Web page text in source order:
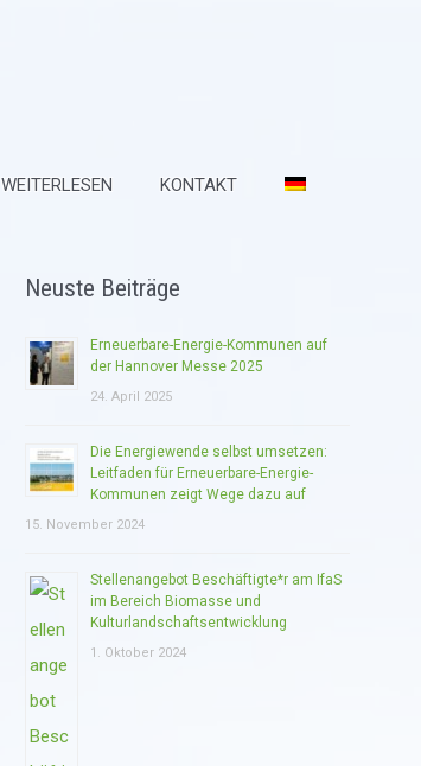
WEITERLESEN KONTAKT
Neuste Beiträge
Erneuerbare-Energie-Kommunen auf
der Hannover Messe 2025
24. April 2025
Die Energiewende selbst umsetzen:
Leitfaden für Erneuerbare-Energie-
Kommunen zeigt Wege dazu auf
15. November 2024
Stellenangebot Beschäftigte*r am IfaS
im Bereich Biomasse und
Kulturlandschaftsentwicklung
1. Oktober 2024